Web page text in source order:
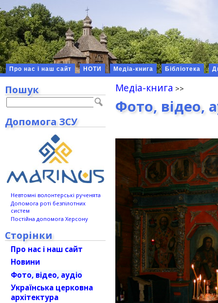
Про нас і наш сайт НОТИ Медіа-книга Бібліотека
Медіа-книга
Фото, відео,
Пошук
Допомога ЗСУ
Невтомні волонтерські рученята
Допомога роті безпілотних
систем
Постійна допомога Херсону
Сторінки
Про нас і наш сайт
Новини
Фото, відео, аудіо
Українська церковна
архітектура